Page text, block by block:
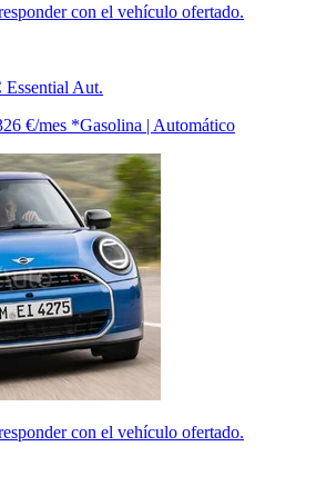
con el vehículo ofertado.
Aut.
€/mes *Gasolina | Automático
con el vehículo ofertado.